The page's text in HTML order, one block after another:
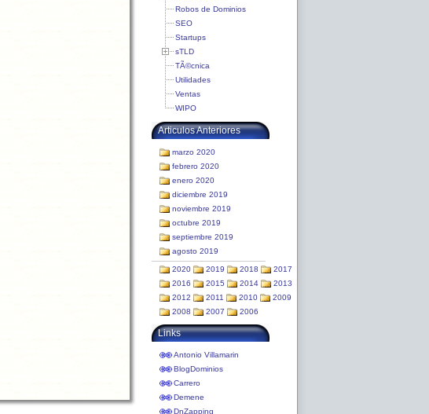
Robos de Dominios
SEO
Startups
sTLD
TÃ©cnica
Utilidades
Ventas
WIPO
Articulos Anteriores
marzo 2020
febrero 2020
enero 2020
diciembre 2019
noviembre 2019
octubre 2019
septiembre 2019
agosto 2019
2020 2019 2018
2017
2016
2015 2014
2013
2012
2011 2010
2009
2008
2007 2006
Links
Antonio Villamarin
BlogDominios
Carrero
Demene
DnZapping